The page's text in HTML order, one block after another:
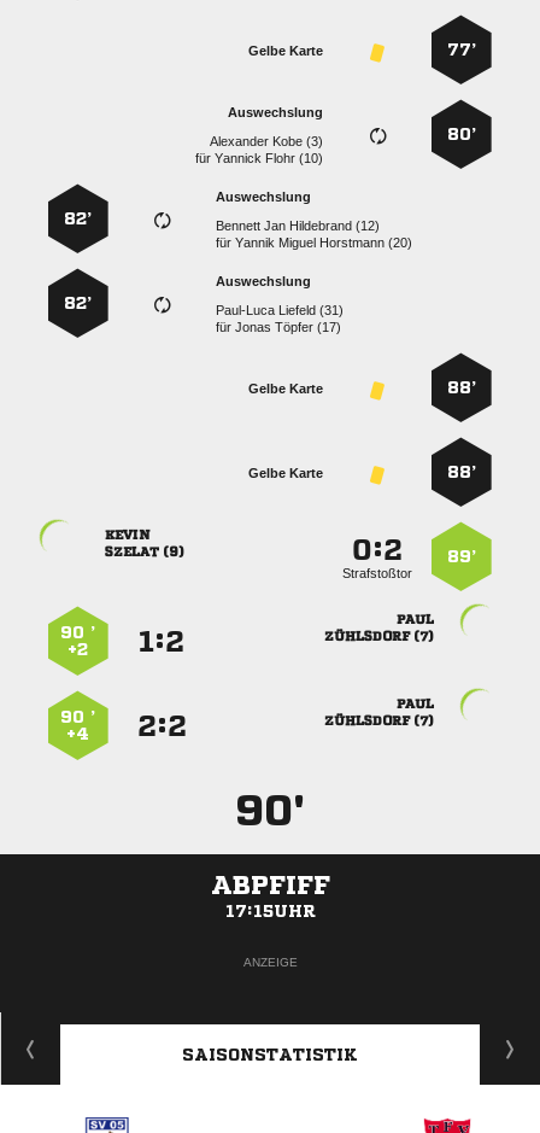
77’
Gelbe Karte
80’
Auswechslung
  
für  
Auswechslung
   
für   
82’
Auswechslung
  
für  
82’
88’
Gelbe Karte
88’
Gelbe Karte
89’
:
Strafstoßtor

 

 
:
90 ’
+2

 
:
90 ’
+4
90'
ABPFIFF
17:15UHR
ANZEIGE
SAISONSTATISTIK